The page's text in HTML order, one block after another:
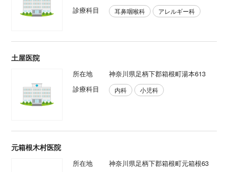
診療科目
耳鼻咽喉科 アレルギー科
土屋医院
所在地
神奈川県足柄下郡箱根町湯本613
診療科目
内科 小児科
元箱根木村医院
所在地
神奈川県足柄下郡箱根町元箱根63